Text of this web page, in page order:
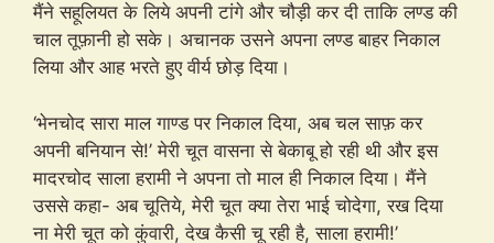
मैंने सहूलियत के लिये अपनी टांगे और चौड़ी कर दी ताकि लण्ड की
चाल तूफ़ानी हो सके। अचानक उसने अपना लण्ड बाहर निकाल
लिया और आह भरते हुए वीर्य छोड़ दिया।
‘भेनचोद सारा माल गाण्ड पर निकाल दिया, अब चल साफ़ कर
अपनी बनियान से!’ मेरी चूत वासना से बेकाबू हो रही थी और इस
मादरचोद साला हरामी ने अपना तो माल ही निकाल दिया। मैंने
उससे कहा- अब चूतिये, मेरी चूत क्या तेरा भाई चोदेगा, रख दिया
ना मेरी चूत को कुंवारी, देख कैसी चू रही है, साला हरामी!’